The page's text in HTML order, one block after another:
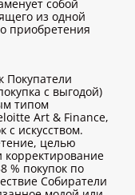
собой
из одной
приобретения
Покупатели
с выгодой)
типом
Art & Finance,
с искусством.
целью
корректирование
% покупок по
Собиратели